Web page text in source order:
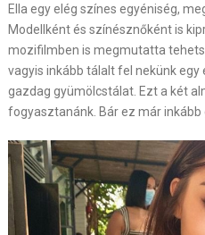
Ella egy elég színes egyéniség,
Modellként és színésznőként is
mozifilmben is megmutatta
vagyis inkább tálalt fel nekünk egy
gazdag gyümölcstálat. Ezt a két
fogyasztanánk. Bár ez már inkább